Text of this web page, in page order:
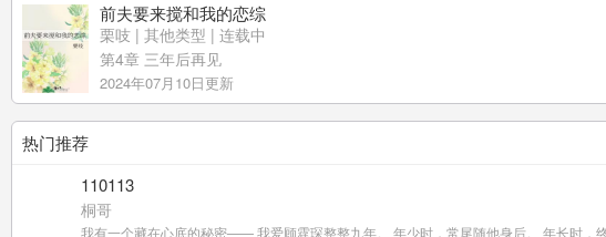
前夫要来搅和我的恋综
栗吱 | 其他类型 | 连载中
第4章 三年后再见
2024年07月10日更新
热门推荐
110113
桐哥
我有一个藏在心底的秘密—— 我爱顾霆琛整整九年。 年少时，常尾随他身后。 年长时，